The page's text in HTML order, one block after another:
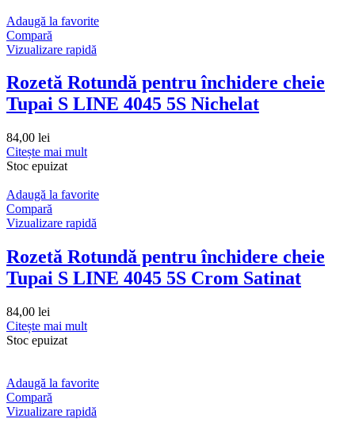
Adaugă la favorite
Compară
Vizualizare rapidă
Rozetă Rotundă pentru închidere cheie
Tupai S LINE 4045 5S Nichelat
84,00 lei
Citește mai mult
Stoc epuizat
Adaugă la favorite
Compară
Vizualizare rapidă
Rozetă Rotundă pentru închidere cheie
Tupai S LINE 4045 5S Crom Satinat
84,00 lei
Citește mai mult
Stoc epuizat
Adaugă la favorite
Compară
Vizualizare rapidă